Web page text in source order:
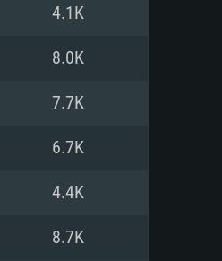
superior;
RX 570
suportado)
com
mais
4.1K
8.0K
7.7K
6.7K
4.4K
8.7K